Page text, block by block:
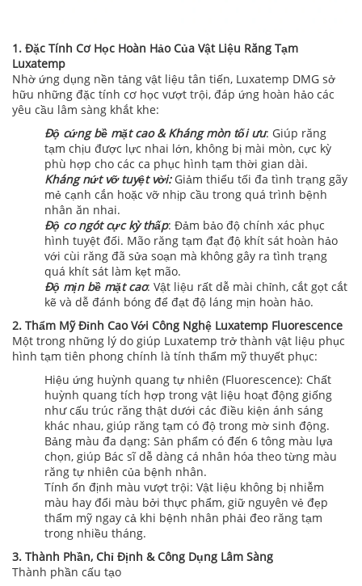
1. Đặc Tính Cơ Học Hoàn Hảo Của Vật Liệu Răng Tạm
Luxatemp
Nhờ ứng dụng nền tảng vật liệu tân tiến, Luxatemp DMG sở
hữu những đặc tính cơ học vượt trội, đáp ứng hoàn hảo các
yêu cầu lâm sàng khắt khe:
Độ cứng bề mặt cao & Kháng mòn tối ưu: Giúp răng
tạm chịu được lực nhai lớn, không bị mài mòn, cực kỳ
phù hợp cho các ca phục hình tạm thời gian dài.
Kháng nứt vỡ tuyệt vời:Giảm thiểu tối đa tình trạng gãy
mẻ cạnh cắn hoặc vỡ nhịp cầu trong quá trình bệnh
nhân ăn nhai.
Độ co ngót cực kỳ thấp: Đảm bảo độ chính xác phục
hình tuyệt đối. Mão răng tạm đạt độ khít sát hoàn hảo
với cùi răng đã sửa soạn mà không gây ra tình trạng
quá khít sát làm kẹt mão.
Độ mịn bề mặt cao: Vật liệu rất dễ mài chỉnh, cắt gọt cắt
kẽ và dễ đánh bóng để đạt độ láng mịn hoàn hảo.
2. Thẩm Mỹ Đỉnh Cao Với Công Nghệ Luxatemp Fluorescence
Một trong những lý do giúp Luxatemp trở thành vật liệu phục
hình tạm tiên phong chính là tính thẩm mỹ thuyết phục:
Hiệu ứng huỳnh quang tự nhiên (Fluorescence): Chất
huỳnh quang tích hợp trong vật liệu hoạt động giống
như cấu trúc răng thật dưới các điều kiện ánh sáng
khác nhau, giúp răng tạm có độ trong mờ sinh động.
Bảng màu đa dạng: Sản phẩm có đến 6 tông màu lựa
chọn, giúp Bác sĩ dễ dàng cá nhân hóa theo từng màu
răng tự nhiên của bệnh nhân.
Tính ổn định màu vượt trội: Vật liệu không bị nhiễm
màu hay đổi màu bởi thực phẩm, giữ nguyên vẻ đẹp
thẩm mỹ ngay cả khi bệnh nhân phải đeo răng tạm
trong nhiều tháng.
3. Thành Phần, Chỉ Định & Công Dụng Lâm Sàng
Thành phần cấu tạo